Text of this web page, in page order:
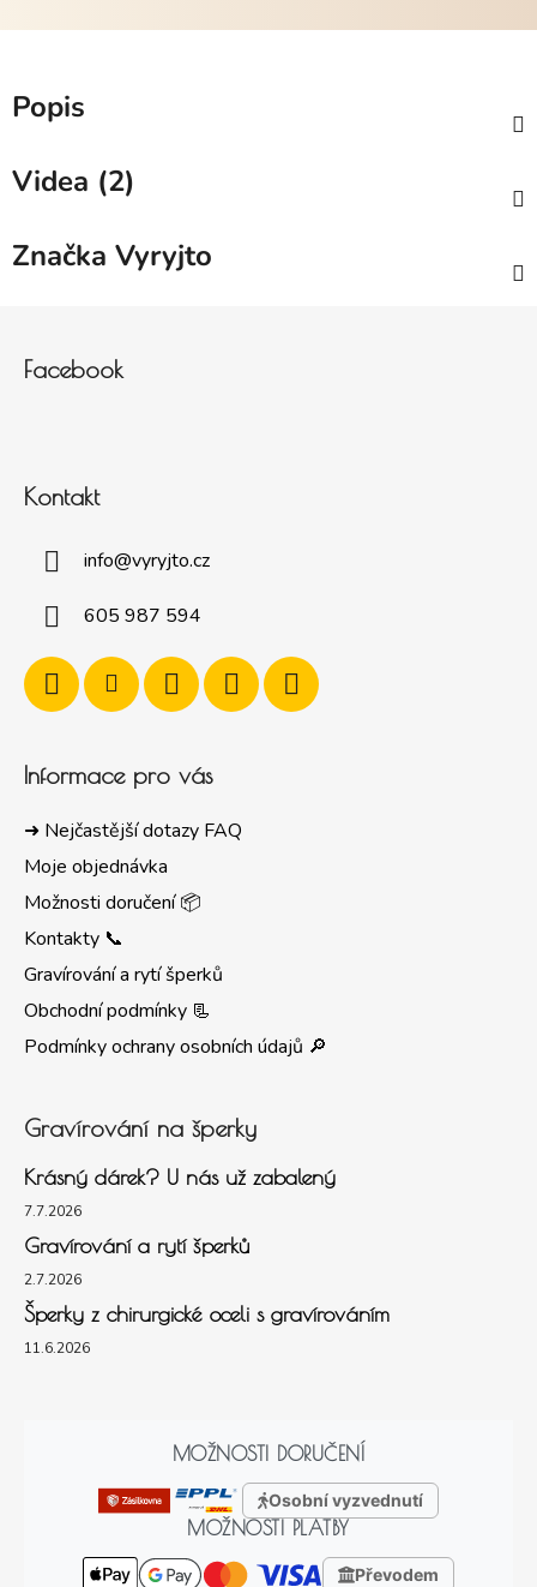
Popis
Videa (2)
Značka Vyryjto
Facebook
Kontakt
info@vyryjto.cz
605 987 594
Informace pro vás
➜ Nejčastější dotazy FAQ
Moje objednávka
Možnosti doručení 📦
Kontakty 📞
Gravírování a rytí šperků
Obchodní podmínky 📃
Podmínky ochrany osobních údajů 🔎
Gravírování na šperky
Krásný dárek? U nás už zabalený
7.7.2026
Gravírování a rytí šperků
2.7.2026
Šperky z chirurgické oceli s gravírováním
11.6.2026
MOŽNOSTI DORUČENÍ
Osobní vyzvednutí
MOŽNOSTI PLATBY
Převodem